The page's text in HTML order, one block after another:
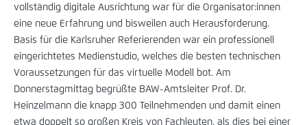
vollständig digitale Ausrichtung war für die Organisator:innen
eine neue Erfahrung und bisweilen auch Herausforderung.
Basis für die Karlsruher Referierenden war ein professionell
eingerichtetes Medienstudio, welches die besten technischen
Voraussetzungen für das virtuelle Modell bot. Am
Donnerstagmittag begrüßte BAW-Amtsleiter Prof. Dr.
Heinzelmann die knapp 300 Teilnehmenden und damit einen
etwa doppelt so großen Kreis von Fachleuten, als dies bei einer